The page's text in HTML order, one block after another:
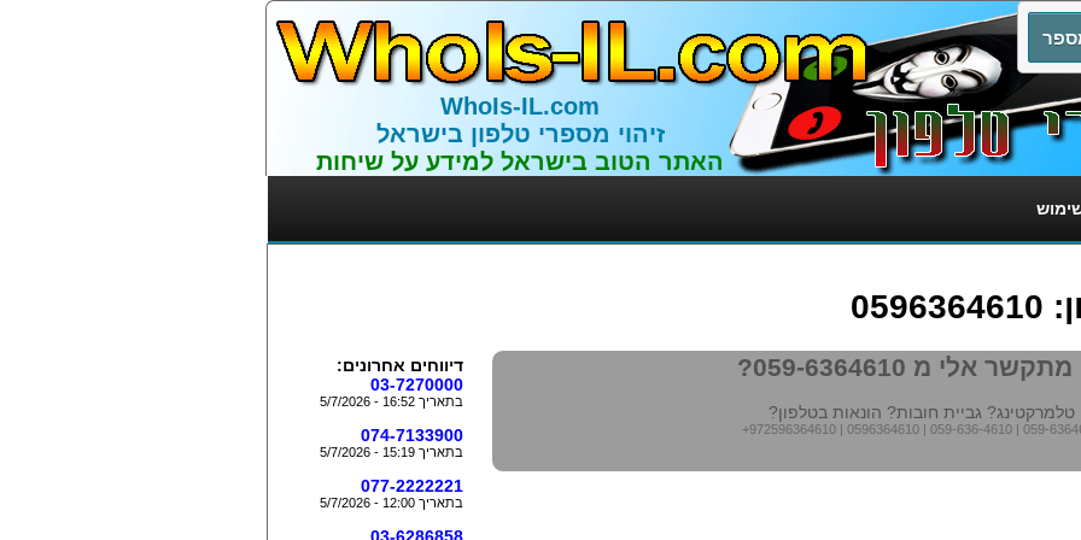
WhoIs-IL.com
זיהוי מספרי טלפון בישראל
האתר הטוב בישראל למידע על שיחות
אלי מ 059-6364610?
טלמרקטינג? גביית חובות? הונאות בטלפון?
+972596364610 | 0596364610 | 059-636-4610 | 059-
דיווחים אחרונים:
03-7270000
בתאריך 16:52 - 5/7/2026
074-7133900
בתאריך 15:19 - 5/7/2026
077-2222221
בתאריך 12:00 - 5/7/2026